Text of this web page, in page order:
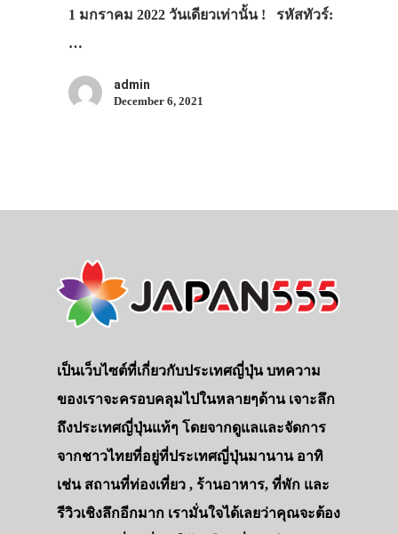
1 มกราคม 2022 วันเดียวเท่านั้น ! รหัสทัวร์:
…
admin
December 6, 2021
เป็นเว็บไซต์ที่เกี่ยวกับประเทศญี่ปุ่น บทความ
ของเราจะครอบคลุมไปในหลายๆด้าน เจาะลึก
ถึงประเทศญี่ปุ่นแท้ๆ โดยจากดูแลและจัดการ
จากชาวไทยที่อยู่ที่ประเทศญี่ปุ่นมานาน อาทิ
เช่น สถานที่ท่องเที่ยว , ร้านอาหาร, ที่พัก และ
รีวิวเชิงลึกอีกมาก เรามั่นใจได้เลยว่าคุณจะต้อง
ประเทศญี่ปุ่น
เที่ยวญี่ปุ่นด้ว
รถบัส
เดินทาง
ทัวร์
ที่พัก
สาระน่ารู้